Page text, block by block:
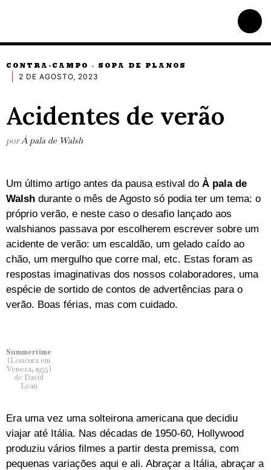
CONTRA-CAMPO · SOPA DE PLANOS
2 DE AGOSTO, 2023
Acidentes de verão
porÀ pala de Walsh
Um último artigo antes da pausa estival do À pala de
Walsh durante o mês de Agosto só podia ter um tema: o
próprio verão, e neste caso o desafio lançado aos
walshianos passava por escolherem escrever sobre um
acidente de verão: um escaldão, um gelado caído ao
chão, um mergulho que corre mal, etc. Estas foram as
respostas imaginativas dos nossos colaboradores, uma
espécie de sortido de contos de advertências para o
verão. Boas férias, mas com cuidado.
Summertime
(Loucura em
Veneza, 1955)
de David
Lean
Era uma vez uma solteirona americana que decidiu
viajar até Itália. Nas décadas de 1950-60, Hollywood
produziu vários filmes a partir desta premissa, com
pequenas variações aqui e ali. Abraçar a Itália, abraçar a